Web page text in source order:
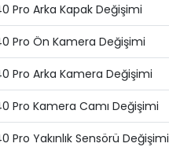
Pro Arka Kapak Değişimi
Pro Ön Kamera Değişimi
Pro Arka Kamera Değişimi
Pro Kamera Camı Değişimi
Pro Yakınlık Sensörü Değişimi